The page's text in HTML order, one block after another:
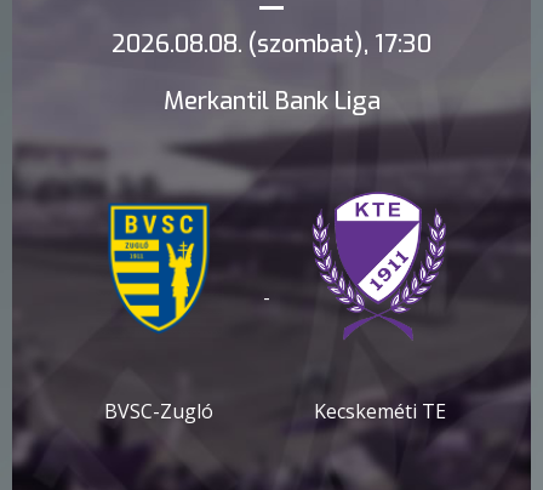
2026.08.08. (szombat), 17:30
Merkantil Bank Liga
BVSC-Zugló
-
Kecskeméti TE